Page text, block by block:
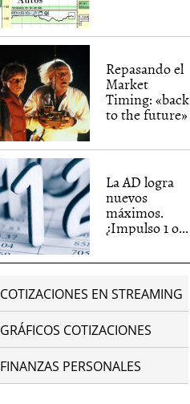
Repasando el
Market
Timing: «back
to the future»
La AD logra
nuevos
máximos.
¿Impulso 1 o...
COTIZACIONES EN STREAMING
GRÁFICOS COTIZACIONES
FINANZAS PERSONALES